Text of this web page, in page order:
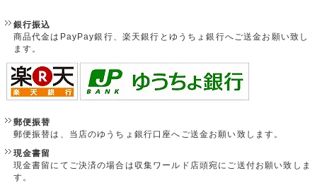
銀行振込
商品代金はPayPay銀行、楽天銀行とゆうちょ銀行へご送金お願い致し
ます。
郵便振替
郵便振替は、当店のゆうちょ銀行口座へご送金お願い致します。
現金書留
現金書留にてご決済の場合は収集ワールド店頭宛にご送付お願い致しま
す。